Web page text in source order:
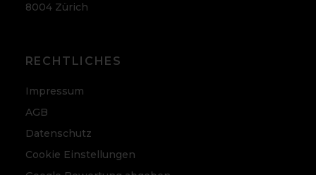
8004 Zürich
RECHTLICHES
Impressum
AGB
Datenschutz
Cookie Einstellungen